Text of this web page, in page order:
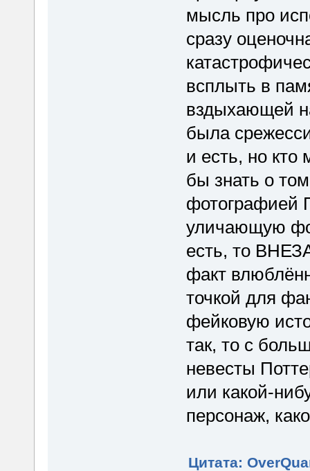
мысль про
сразу
всплыть в
вздыхающей
была
и есть, но кто
бы знать о
фотографией
уличающую
есть, то
факт
точкой для
фейковую
так, то с
невесты
или какой-
персонаж,
Цитата: